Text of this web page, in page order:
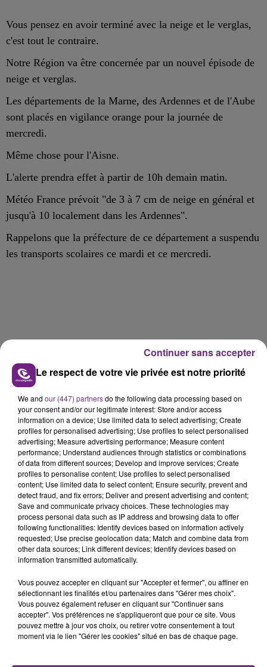
Vous pensez en avoir terminé avec la neige et le verglas,
c'est tout le contraire.
Notre Région va être concernée par un nouvel épisode de
neige et verglas.
Les départements de la Marne, des Ardennes et de l'Aube
sont placés en vigilance orange pour la journée de
mercredi.
Même chose pour l'Aisne.
L'alerte prendra effet à partir de 10h demain matin.
Météo France prévoit "de 3 à 7 cm de neige en général et
jusqu'à 10 localement dans les Ardennes".
Rappelons que la préfecture de ce département a suspendu
les transports scolaires ce mardi et ce mercredi.
20h36
SI TOUT LE MONDE FAIT ÇA, MOI L'ANNÉE
PROCHAINE JE VENDANGE EN...
La vendange en Champagne a débuté ce jeudi 6
août dans la commune de Montgueux (Aube). Du
jamais vu !
14h39
L'INSPECTION DU TRAVAIL RAPPELLE À
Le respect de votre vie privée est notre priorité
We and our (447) partnersdo the following data processing based on
your consent and/or our legitimate interest: Store and/or access
information on a device; Use limited data to select advertising; Create
profiles for personalised advertising; Use profiles to select personalised
advertising; Measure advertising performance; Measure content
performance; Understand audiences through statistics or combinations
of data from different sources; Develop and improve services; Create
profiles to personalise content; Use profiles to select personalised
content; Use limited data to select content; Ensure security, prevent and
detect fraud, and fix errors; Deliver and present advertising and content;
Save and communicate privacy choices. These technologies may
process personal data such as IP address and browsing data to offer
following functionalities: Identify devices based on information actively
requested; Use precise geolocation data; Match and combine data from
other data sources; Link different devices; Identify devices based on
information transmitted automatically.
Vous pouvez accepter en cliquant sur "Accepter et fermer", ou affiner en
sélectionnant les finalités et/ou partenaires dans "Gérer mes choix".
Vous pouvez également refuser en cliquant sur "Continuer sans
accepter". Vos préférences ne s'appliqueront que pour ce site. Vous
pouvez mettre à jour vos choix, ou retirer votre consentement à tout
moment via le lien "Gérer les cookies" situé en bas de chaque page.
Continuer sans accepter